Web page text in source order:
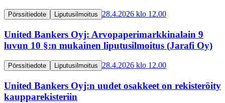
Pörssitiedote Liputusilmoitus 28.4.2026 klo 12.00
United Bankers Oyj: Arvopaperimarkkinalain 9
luvun 10 §:n mukainen liputusilmoitus (Jarafi Oy)
Pörssitiedote Liputusilmoitus 28.4.2026 klo 12.00
United Bankers Oyj:n uudet osakkeet on rekisteröity
kaupparekisteriin